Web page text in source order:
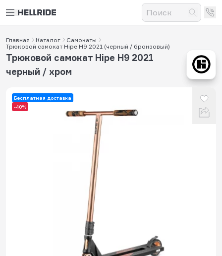
Главная Каталог
Самокаты
Трюковой самокат Hipe H9 2021 (черный / бронзовый)
Бесплатная доставка
-40%
Трюковой самокат Hipe H9 2021
черный / хром